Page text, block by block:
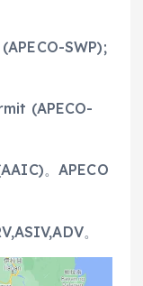
SWP);
(APECO-
。APECO
。